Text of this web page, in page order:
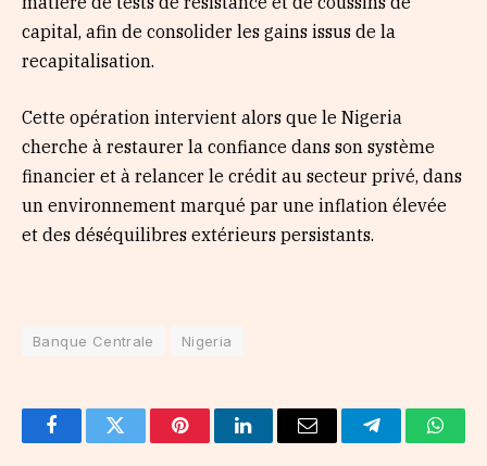
capital, afin de consolider les gains issus de la
recapitalisation.
Cette opération intervient alors que le Nigeria
cherche à restaurer la confiance dans son système
financier et à relancer le crédit au secteur privé, dans
un environnement marqué par une inflation élevée
et des déséquilibres extérieurs persistants.
Banque Centrale Nigeria
FacebookTwitter PinterestLinkedInEmail Telegram